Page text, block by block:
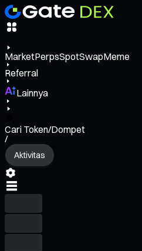
MarketPerpsSpotSwapMeme
Referral
Lainnya
Cari Token/Dompet
/
Aktivitas